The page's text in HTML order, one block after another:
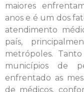
maiores
anos e é um dos
atendimento
país,
metrópoles.
municípios de
enfrentado as
de médicos,